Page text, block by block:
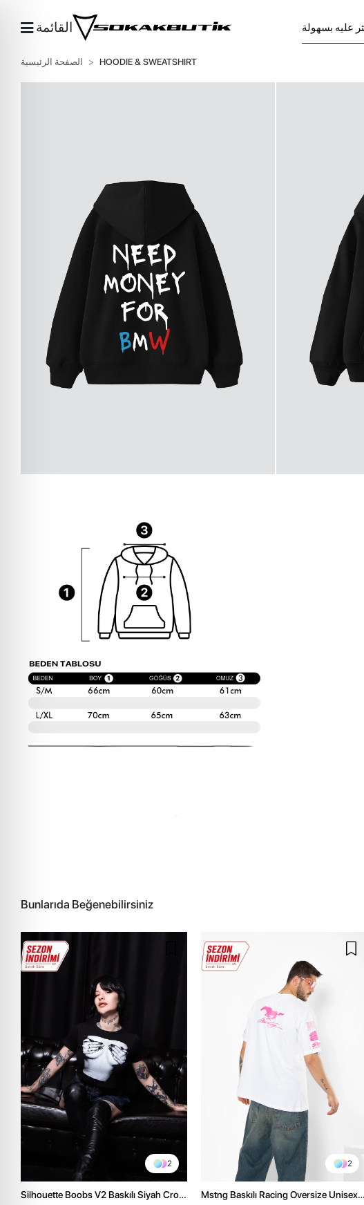
القائمة
الصفحة الرئيسية HOODIE & SWEATSHIRT
Bunlarıda Beğenebilirsiniz
2
Silhouette Boobs V2 Baskılı Siyah Crop
2
Mstng Baskılı Racing Oversize Unisex